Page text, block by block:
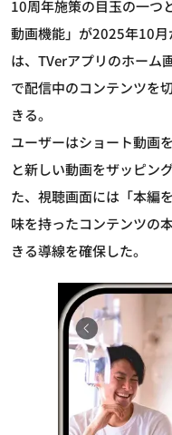
10周年施策の目玉の一つ
動画機能」が2025年10
は、TVerアプリのホーム
で配信中のコンテンツを
きる。
ユーザーはショート動画
と新しい動画をザッピン
た、視聴画面には「本編
味を持ったコンテンツの
きる導線を確保した。